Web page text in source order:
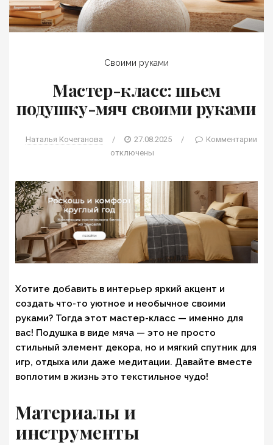
Своими руками
Мастер-класс: шьем
подушку-мяч своими руками
Наталья Кочеганова / 27.08.2025 /
Комментарии
отключены
Хотите добавить в интерьер яркий акцент и
создать что-то уютное и необычное своими
руками? Тогда этот мастер-класс — именно для
вас! Подушка в виде мяча — это не просто
стильный элемент декора, но и мягкий спутник для
игр, отдыха или даже медитации. Давайте вместе
воплотим в жизнь это текстильное чудо!
Материалы и
инструменты